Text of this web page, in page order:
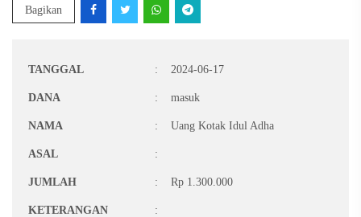
Bagikan
TANGGAL : 2024-06-17
DANA : masuk
NAMA : Uang Kotak Idul Adha
ASAL :
JUMLAH : Rp 1.300.000
KETERANGAN :